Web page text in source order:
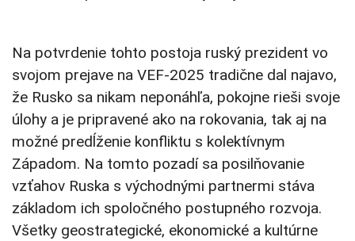
Na potvrdenie tohto postoja ruský prezident vo
svojom prejave na VEF-2025 tradične dal najavo,
že Rusko sa nikam neponáhľa, pokojne rieši svoje
úlohy a je pripravené ako na rokovania, tak aj na
možné predĺženie konfliktu s kolektívnym
Západom. Na tomto pozadí sa posilňovanie
vzťahov Ruska s východnými partnermi stáva
základom ich spoločného postupného rozvoja.
Všetky geostrategické, ekonomické a kultúrne